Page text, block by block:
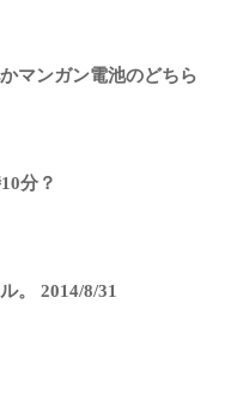
マンガン電池のどちら
分？
。 2014/8/31